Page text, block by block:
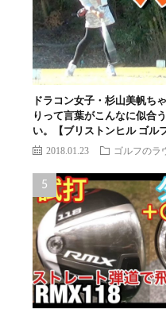
ドラコン女子・杉山美帆ち
りって言葉がこんなに似合
い。【ブリストンヒル ゴル
2018.01.23 ゴルフのラ